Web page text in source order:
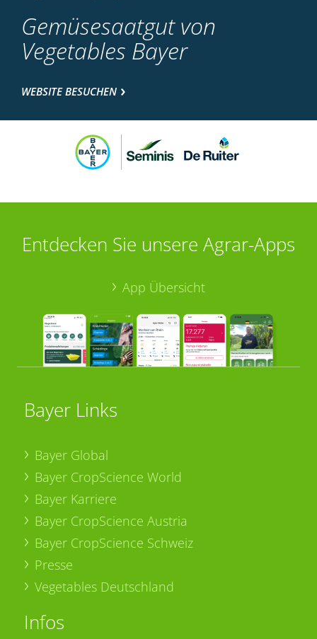
Gemüsesaatgut von
Vegetables Bayer
WEBSITE BESUCHEN
Entdecken Sie unsere Agrar-Apps
App Übersicht
Bayer Links
Bayer Global
Bayer CropScience World
Bayer Karriere
Bayer CropScience Austria
Bayer CropScience Schweiz
Presse
Vegetables Deutschland
Infos